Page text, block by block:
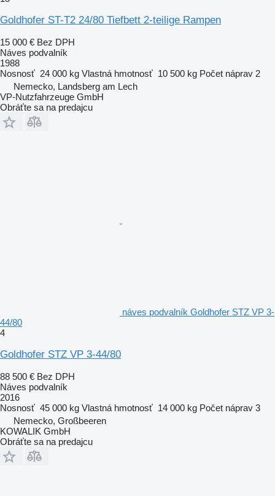
Goldhofer ST-T2 24/80 Tiefbett 2-teilige Rampen
15 000 € Bez DPH
Náves podvalník
1988
Nosnosť 24 000 kg Vlastná hmotnosť 10 500 kg Počet náprav 2
Nemecko, Landsberg am Lech
VP-Nutzfahrzeuge GmbH
Obráťte sa na predajcu
náves podvalník Goldhofer STZ VP 3-
44/80
4
Goldhofer STZ VP 3-44/80
88 500 € Bez DPH
Náves podvalník
2016
Nosnosť 45 000 kg Vlastná hmotnosť 14 000 kg Počet náprav 3
Nemecko, Großbeeren
KOWALIK GmbH
Obráťte sa na predajcu